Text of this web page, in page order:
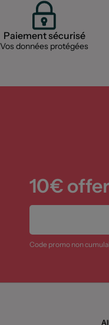
Paiement sécurisé
Vos données protégées
10€
Code promo non